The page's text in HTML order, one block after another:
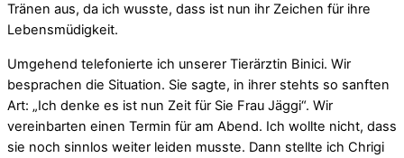
Tränen aus, da ich wusste, dass ist nun ihr Zeichen für ihre
Lebensmüdigkeit.
Umgehend telefonierte ich unserer Tierärztin Binici. Wir
besprachen die Situation. Sie sagte, in ihrer stehts so sanften
Art: „Ich denke es ist nun Zeit für Sie Frau Jäggi“. Wir
vereinbarten einen Termin für am Abend. Ich wollte nicht, dass
sie noch sinnlos weiter leiden musste. Dann stellte ich Chrigi